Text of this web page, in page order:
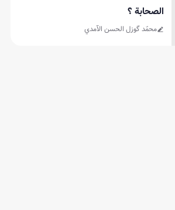
الصحابة ؟
محمّد گوزل الحسن الآمدي